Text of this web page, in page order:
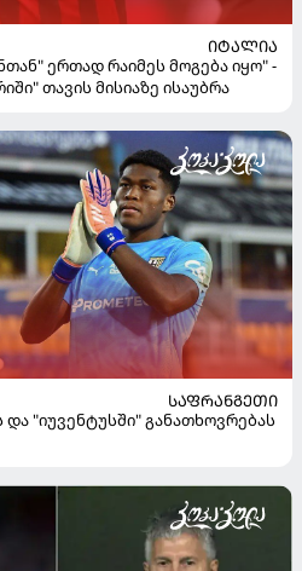
ᲘᲢᲐᲚᲘᲐ
ერთად რაიმეს მოგება იყო" -
თავის მისიაზე ისაუბრა
ᲡᲐᲤᲠᲐᲜᲒᲔᲗᲘ
და "იუვენტუსში" განათხოვრებას